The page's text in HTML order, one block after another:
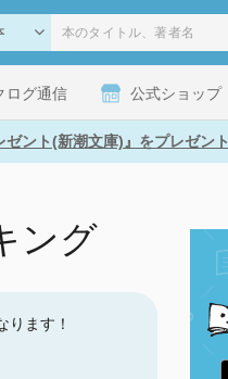
ログ通信 公式ショップ
ント(新潮文庫)』をプレゼント
ング
ります！